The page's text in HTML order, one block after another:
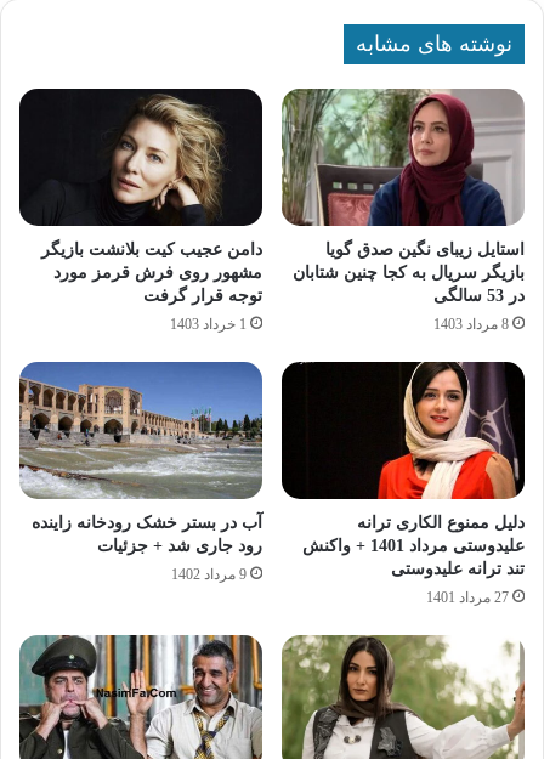
نوشته های مشابه
استایل زیبای نگین صدق‌ گویا
بازیگر سریال به کجا چنین شتابان
در 53 سالگی
8 مرداد 1403
دامن عجیب کیت بلانشت بازیگر
مشهور روی فرش قرمز مورد
توجه قرار گرفت
1 خرداد 1403
دلیل ممنوع الکاری ترانه
علیدوستی مرداد 1401 + واکنش
تند ترانه علیدوستی
27 مرداد 1401
آب در بستر خشک رودخانه زاینده
رود جاری شد + جزئیات
9 مرداد 1402